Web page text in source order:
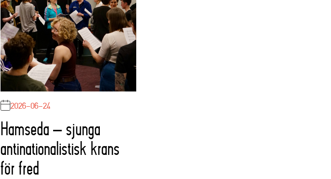
2026-06-24
Hamseda – sjunga
antinationalistisk krans
för fred